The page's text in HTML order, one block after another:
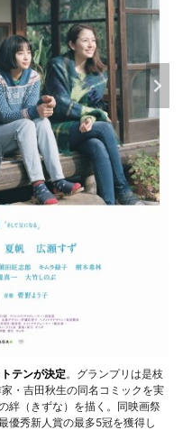
テンが決定。グランプリは是枝
・吉田秋生の同名コミックを実
絆（きずな）を描く。同映画祭
優秀新人賞の最多5冠を獲得し